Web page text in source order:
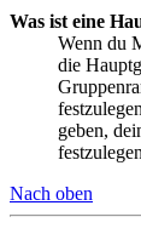
Was ist eine
Wenn du
die
geben,
Nach oben